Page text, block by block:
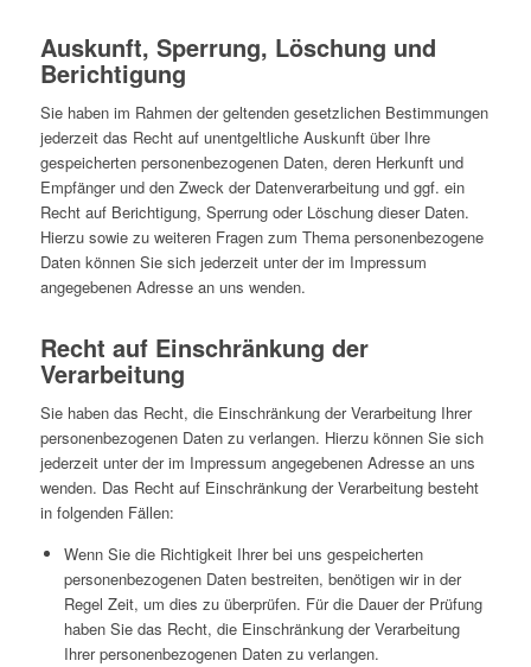
Auskunft, Sperrung, Löschung und
Berichtigung
Sie haben im Rahmen der geltenden gesetzlichen Bestimmungen
jederzeit das Recht auf unentgeltliche Auskunft über Ihre
gespeicherten personenbezogenen Daten, deren Herkunft und
Empfänger und den Zweck der Datenverarbeitung und ggf. ein
Recht auf Berichtigung, Sperrung oder Löschung dieser Daten.
Hierzu sowie zu weiteren Fragen zum Thema personenbezogene
Daten können Sie sich jederzeit unter der im Impressum
angegebenen Adresse an uns wenden.
Recht auf Einschränkung der
Verarbeitung
Sie haben das Recht, die Einschränkung der Verarbeitung Ihrer
personenbezogenen Daten zu verlangen. Hierzu können Sie sich
jederzeit unter der im Impressum angegebenen Adresse an uns
wenden. Das Recht auf Einschränkung der Verarbeitung besteht
in folgenden Fällen:
Wenn Sie die Richtigkeit Ihrer bei uns gespeicherten
personenbezogenen Daten bestreiten, benötigen wir in der
Regel Zeit, um dies zu überprüfen. Für die Dauer der Prüfung
haben Sie das Recht, die Einschränkung der Verarbeitung
Ihrer personenbezogenen Daten zu verlangen.